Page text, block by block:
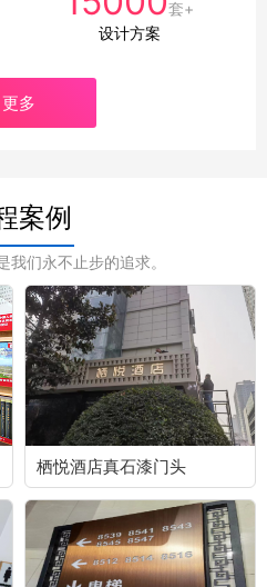
套+
设计方案
更多
案例
我们永不止步的追求。
栖悦酒店真石漆门头